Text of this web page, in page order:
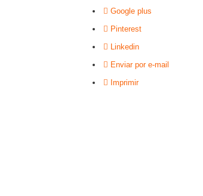
Google plus
Pinterest
Linkedin
Enviar por e-mail
Imprimir